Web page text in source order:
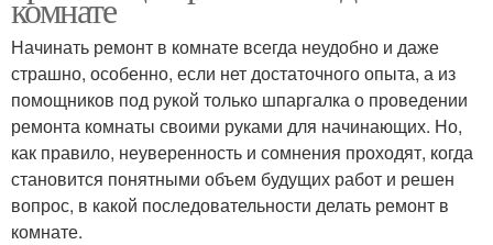
Начинать ремонт в комнате всегда неудобно и даже
страшно, особенно, если нет достаточного опыта, а из
помощников под рукой только шпаргалка о проведении
ремонта комнаты своими руками для начинающих. Но,
как правило, неуверенность и сомнения проходят, когда
становится понятными объем будущих работ и решен
вопрос, в какой последовательности делать ремонт в
комнате.